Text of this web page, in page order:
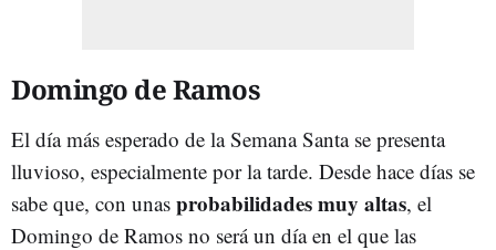
Domingo de Ramos
El día más esperado de la Semana Santa se presenta
lluvioso, especialmente por la tarde. Desde hace días se
sabe que, con unas probabilidades muy altas, el
Domingo de Ramos no será un día en el que las